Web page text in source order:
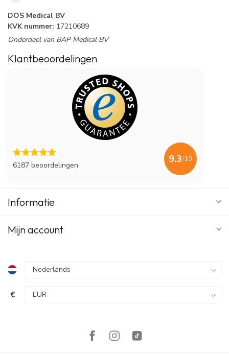
DOS Medical BV
KVK nummer: 17210689
Onderdeel van BAP Medical BV
Klantbeoordelingen
6187 beoordelingen
9.3/10
Informatie
Mijn account
€